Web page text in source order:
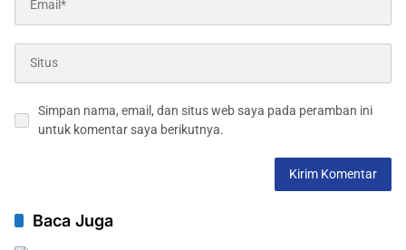
Simpan nama, email, dan situs web saya pada peramban ini
untuk komentar saya berikutnya.
Baca Juga